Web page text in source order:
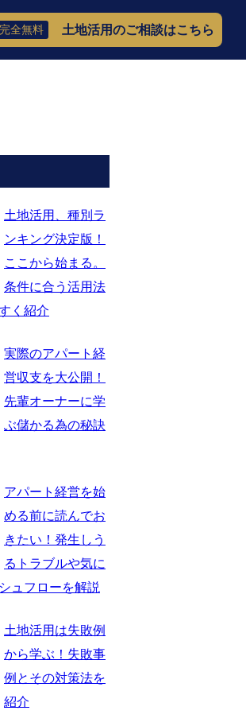
完全無料 土地活用のご相談はこちら
土地活用、種別ラ
ンキング決定版！
ここから始まる。
条件に合う活用法
く紹介
実際のアパート経
営収支を大公開！
先輩オーナーに学
ぶ儲かる為の秘訣
アパート経営を始
める前に読んでお
きたい！発生しう
るトラブルや気に
ュフローを解説
土地活用は失敗例
から学ぶ！失敗事
例とその対策法を
紹介